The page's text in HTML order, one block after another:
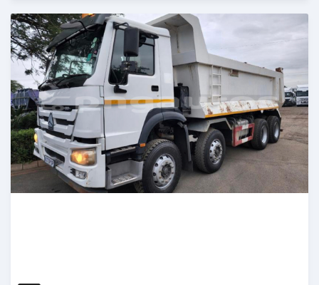
Publié il y a plus de 2 ans